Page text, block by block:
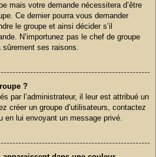
mais votre demande nécessitera d’être
Ce dernier pourra vous demander
le groupe et ainsi décider s’il
N’importunez pas le chef de groupe
sûrement ses raisons.
?
par l’administrateur, il leur est attribué un
créer un groupe d’utilisateurs, contactez
en lui envoyant un message privé.